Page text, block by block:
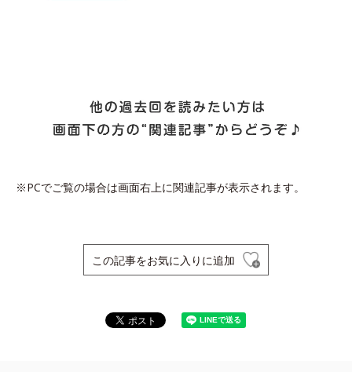
※PCでご覧の場合は画面右上に関連記事が表示されます。
この記事をお気に入りに追加